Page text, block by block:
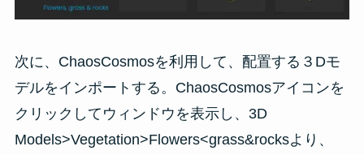
次に、ChaosCosmosを利用して、配置する３Dモ
デルをインポートする。ChaosCosmosアイコンを
クリックしてウィンドウを表示し、3D
Models>Vegetation>Flowers<grass&rocksより、